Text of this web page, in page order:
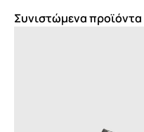
Συνιστώμενα προϊόντα